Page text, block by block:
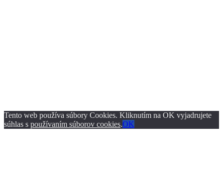
Tento web používa súbory Cookies. Kliknutím na OK vyjadrujete
súhlas s používaním súborov cookies.OK